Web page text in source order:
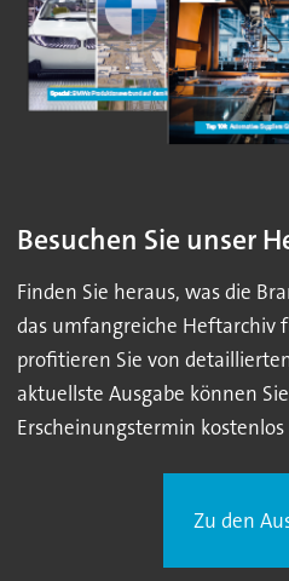
Besuchen Sie unser
Finden Sie heraus, was die
das umfangreiche Heftarchiv
profitieren Sie von
aktuellste Ausgabe können
Erscheinungstermin kostenlos
Zu den